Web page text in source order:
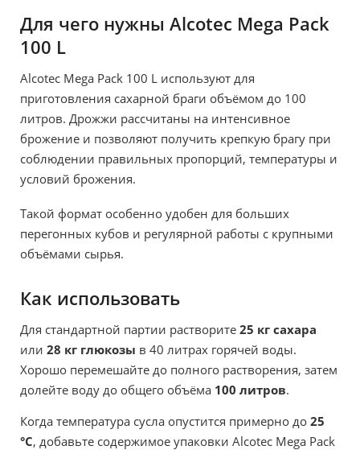
Для чего нужны Alcotec Mega Pack
100 L
Alcotec Mega Pack 100 L используют для
приготовления сахарной браги объёмом до 100
литров. Дрожжи рассчитаны на интенсивное
брожение и позволяют получить крепкую брагу при
соблюдении правильных пропорций, температуры и
условий брожения.
Такой формат особенно удобен для больших
перегонных кубов и регулярной работы с крупными
объёмами сырья.
Как использовать
Для стандартной партии растворите 25 кг сахара
или 28 кг глюкозы в 40 литрах горячей воды.
Хорошо перемешайте до полного растворения, затем
долейте воду до общего объёма 100 литров.
Когда температура сусла опустится примерно до 25
°C, добавьте содержимое упаковки Alcotec Mega Pack